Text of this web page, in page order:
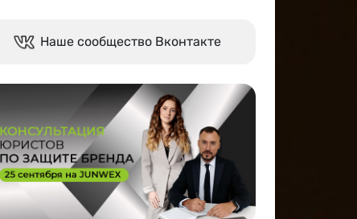
Наше сообщество Вконтакте